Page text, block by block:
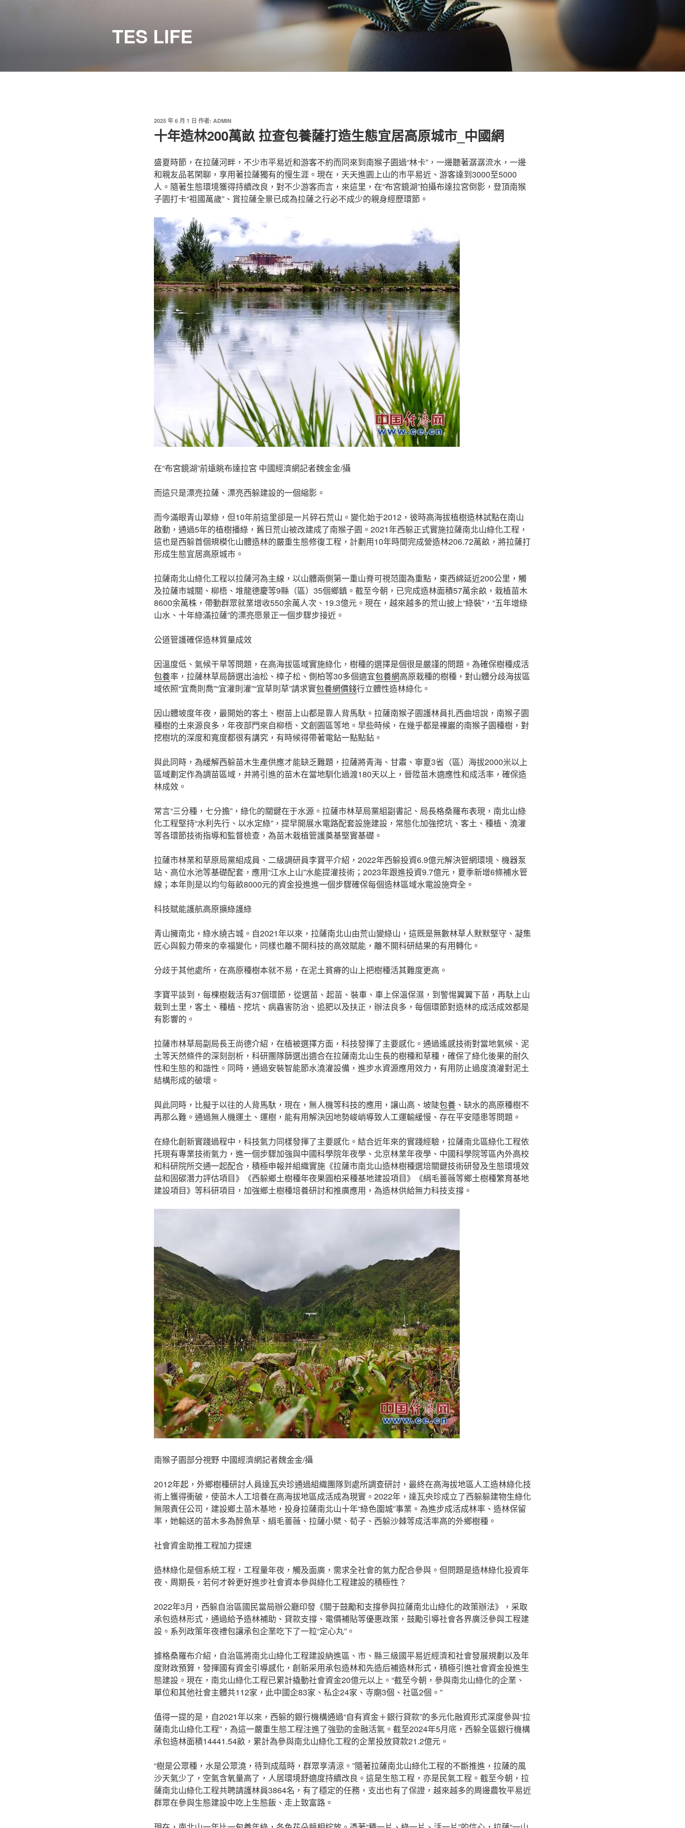
TES LIFE
發
於
2025 年 6 月 1 日 作者: ADMIN
十年造林200萬畝 拉查包養薩打造生態宜居高原城市_中國網
盛夏時節，在拉薩河畔，不少市平易近和游客不約而同來到南猴子園過“林卡”，一邊聽著潺潺流水，一邊
和親友品茗閑聊，享用著拉薩獨有的慢生涯。現在，天天進園上山的市平易近、游客達到3000至5000
人。隨著生態環境獲得持續改良，對不少游客而言，來這里，在“布宮鏡湖”拍攝布達拉宮倒影，登頂南猴
子園打卡“祖國萬歲”、賞拉薩全景已成為拉薩之行必不成少的親身經歷環節。
在“布宮鏡湖”前遠眺布達拉宮 中國經濟網記者魏金金/攝
而這只是漂亮拉薩、漂亮西躲建設的一個縮影。
而今滿眼青山翠綠，但10年前這里卻是一片碎石荒山。變化始于2012，彼時高海拔植樹造林試點在南山
啟動，通過5年的植樹播綠，舊日荒山被改建成了南猴子園。2021年西躲正式實施拉薩南北山綠化工程，
這也是西躲首個規模化山體造林的嚴重生態修復工程，計劃用10年時間完成營造林206.72萬畝，將拉薩打
形成生態宜居高原城市。
拉薩南北山綠化工程以拉薩河為主線，以山體兩側第一重山脊可視范圍為重點，東西綿延近200公里，觸
及拉薩市城關、柳梧、堆龍德慶等9縣（區）35個鄉鎮。截至今朝，已完成造林面積57萬余畝，栽植苗木
8600余萬株，帶動群眾就業增收550余萬人次、19.3億元。現在，越來越多的荒山披上“綠裝”，“五年增綠
山水、十年綠滿拉薩”的漂亮愿景正一個步驟步接近。
公道管護確保造林質量成效
因溫度低、氣候干旱等問題，在高海拔區域實施綠化，樹種的選擇是個很是嚴謹的問題。為確保樹種成活
包養率，拉薩林草局篩選出油松、樟子松、側柏等30多個適宜包養網高原栽種的樹種，對山體分歧海拔區
域依照“宜喬則喬”“宜灌則灌”“宜草則草”請求實包養網價錢行立體性造林綠化。
因山體坡度年夜，最開始的客土、樹苗上山都是靠人背馬馱。拉薩南猴子園護林員扎西曲培說，南猴子園
種樹的土來源良多，年夜部門來自柳梧、文創園區等地。早些時候，在幾乎都是裸巖的南猴子園種樹，對
挖樹坑的深度和寬度都很有講究，有時候得帶著電鉆一點點鉆。
與此同時，為緩解西躲苗木生產供應才能缺乏難題，拉薩將青海、甘肅、寧夏3省（區）海拔2000米以上
區域劃定作為調苗區域，并將引進的苗木在當地馴化過渡180天以上，晉陞苗木適應性和成活率，確保造
林成效。
常言“三分種，七分擔”，綠化的關鍵在于水源。拉薩市林草局黨組副書記、局長格桑羅布表現，南北山綠
化工程堅持“水利先行、以水定綠”，提早開展水電路配套設施建設，常態化加強挖坑、客土、種植、澆灌
等各環節技術指導和監督檢查，為苗木栽植管護奠基堅實基礎。
拉薩市林業和草原局黨組成員、二級調研員李寶平介紹，2022年西躲投資6.9億元解決管網環境、機器泵
站、高位水池等基礎配套，應用“江水上山”水能提灌技術；2023年跟進投資9.7億元，夏季新增6條補水管
線；本年則是以均勻每畝8000元的資金投進進一個步驟確保每個造林區域水電設施齊全。
科技賦能護航高原擴綠護綠
青山擁南北，綠水繞古城。自2021年以來，拉薩南北山由荒山變綠山，這既是無數林草人默默堅守、凝集
匠心與毅力帶來的幸福變化，同樣也離不開科技的高效賦能，離不開科研結果的有用轉化。
分歧于其他處所，在高原種樹本就不易，在泥土貧瘠的山上把樹種活其難度更高。
李寶平談到，每棵樹栽活有37個環節，從選苗、起苗、裝車、車上保溫保濕，到警惕翼翼下苗，再馱上山
栽到土里，客土、種植、挖坑、病蟲害防治、追肥以及扶正，辦法良多，每個環節對造林的成活成效都是
有影響的。
拉薩市林草局副局長王尚德介紹，在植被選擇方面，科技發揮了主要感化。通過遙感技術對當地氣候、泥
土等天然條件的深刻剖析，科研團隊篩選出適合在拉薩南北山生長的樹種和草種，確保了綠化後果的耐久
性和生態的和諧性。同時，通過安裝智能節水澆灌設備，進步水資源應用效力，有用防止過度澆灌對泥土
結構形成的破壞。
與此同時，比擬于以往的人背馬馱，現在，無人機等科技的應用，讓山高、坡陡包養 、缺水的高原種樹不
再那么難。通過無人機運土、運樹，能有用解決因地勢峻峭導致人工運輸緩慢、存在平安隱患等問題。
在綠化創新實踐過程中，科技氣力同樣發揮了主要感化。結合近年來的實踐經驗，拉薩南北區綠化工程依
托現有專業技術氣力，進一個步驟加強與中國科學院年夜學、北京林業年夜學、中國科學院等區內外高校
和科研院所交通一起配合，積極申報并組織實施《拉薩市南北山造林樹種選培關鍵技術研發及生態環境效
益和固碳潛力評估項目》《西躲鄉土樹種年夜果圓柏采種基地建設項目》《絹毛薔薇等鄉土樹種繁育基地
建設項目》等科研項目，加強鄉土樹種培養研討和推廣應用，為造林供給無力科技支撐。
南猴子園部分視野 中國經濟網記者魏金金/攝
2012年起，外鄉樹種研討人員達瓦央珍通過組織團隊到處所調查研討，最終在高海拔地區人工造林綠化技
術上獲得衝破，使苗木人工培養在高海拔地區成活成為現實。2022年，達瓦央珍成立了西躲躲建物生綠化
無限責任公司，建設鄉土苗木基地，投身拉薩南北山十年“綠色圍城”事業。為進步成活成林率、造林保留
率，她輸送的苗木多為醉魚草、絹毛薔薇、拉薩小檗、荀子、西躲沙棘等成活率高的外鄉樹種。
社會資金助推工程加力提速
造林綠化是個系統工程，工程量年夜，觸及面廣，需求全社會的氣力配合參與。但問題是造林綠化投資年
夜、周期長，若何才幹更好進步社會資本參與綠化工程建設的積極性？
2022年3月，西躲自治區國民當局辦公廳印發《關于鼓勵和支撐參與拉薩南北山綠化的政策辦法》，采取
承包造林形式，通過給予造林補助、貸款支撐、電價補貼等優惠政策，鼓勵引導社會各界廣泛參與工程建
設。系列政策年夜禮包讓承包企業吃下了一粒“定心丸”。
據格桑羅布介紹，自治區將南北山綠化工程建設納進區、市、縣三級國平易近經濟和社會發展規劃以及年
度財政預算，發揮國有資金引導感化，創新采用承包造林和先造后補造林形式，積極引進社會資金投進生
態建設。現在，南北山綠化工程已累計撬動社會資金20億元以上。“截至今朝，參與南北山綠化的企業、
單位和其他社會主體共112家，此中國企83家、私企24家、寺廟3個、社區2個。”
值得一提的是，自2021年以來，西躲的銀行機構通過“自有資金＋銀行貸款”的多元化融資形式深度參與“拉
薩南北山綠化工程”，為這一嚴重生態工程注進了強勁的金融活氣。截至2024年5月底，西躲全區銀行機構
承包造林面積14441.54畝，累計為參與南北山綠化工程的企業投放貸款21.2億元。
“樹是公眾種，水是公眾澆，待到成蔭時，群眾享清涼。”隨著拉薩南北山綠化工程的不斷推進，拉薩的風
沙天氣少了，空氣含氧量高了，人居環境舒適度持續改良。這是生態工程，亦是民氣工程。截至今朝，拉
薩南北山綠化工程共聘請護林員3864名，有了穩定的任務，支出也有了保證，越來越多的周邊農牧平易近
群眾在參與生態建設中吃上生態飯、走上致富路。